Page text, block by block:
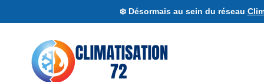
❄️ Désormais au sein du réseau